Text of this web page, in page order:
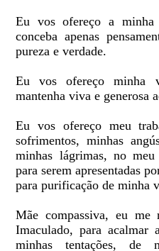
Eu vos ofereço a minha
conceba apenas
pureza e verdade.
Eu vos ofereço minha
mantenha viva e generosa
Eu vos ofereço meu
sofrimentos, minhas
minhas lágrimas, no
para serem apresentadas
para purificação de minha
Mãe compassiva, eu me
Imaculado, para acalmar
minhas tentações, de